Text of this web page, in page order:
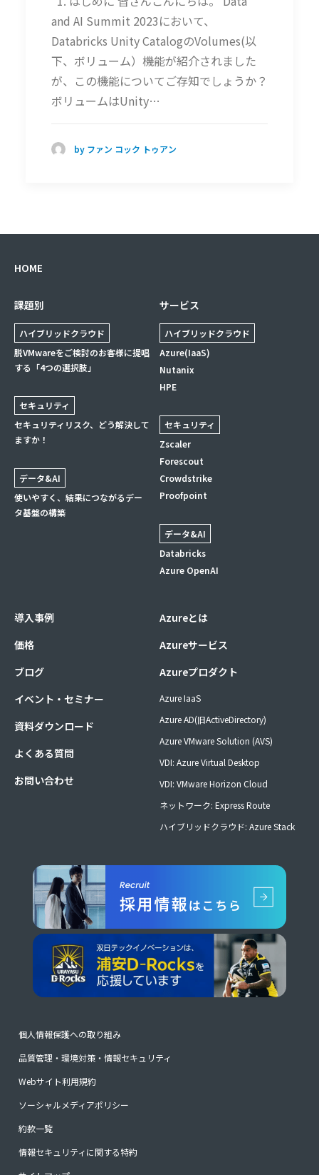
and AI Summit 2023において、
Databricks Unity CatalogのVolumes(以
下、ボリューム）機能が紹介されました
が、この機能についてご存知でしょうか？
ボリュームはUnity…
by ファン コック トゥアン
HOME
課題別
ハイブリッドクラウド
脱VMwareをご検討のお客様に提唱
する「4つの選択肢」
セキュリティ
セキュリティリスク、どう解決して
ますか！
データ&AI
使いやすく、結果につながるデー
タ基盤の構築
サービス
ハイブリッドクラウド
Azure(IaaS)
Nutanix
HPE
セキュリティ
Zscaler
Forescout
Crowdstrike
Proofpoint
データ&AI
Databricks
Azure OpenAI
導入事例
価格
ブログ
イベント・セミナー
資料ダウンロード
よくある質問
お問い合わせ
Azureとは
Azureサービス
Azureプロダクト
Azure IaaS
Azure AD(旧ActiveDirectory)
Azure VMware Solution (AVS)
VDI: Azure Virtual Desktop
VDI: VMware Horizon Cloud
ネットワーク: Express Route
ハイブリッドクラウド: Azure Stack
個人情報保護への取り組み
品質管理・環境対策・情報セキュリティ
Webサイト利用規約
ソーシャルメディアポリシー
約款一覧
情報セキュリティに関する特約